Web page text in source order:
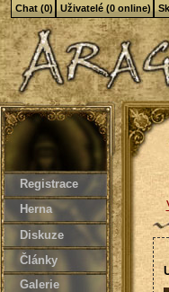
Registrace
Herna
Diskuze
Články
Galerie
Chat (0) Uživatelé (0 online)